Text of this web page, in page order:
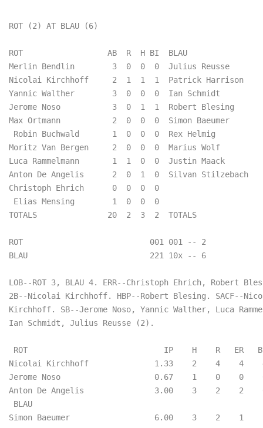
ROT (2) AT BLAU (6)
ROT                  AB  R  H BI  BLAU
Merlin Bendlin        3  0  0  0  Julius Reusse
Nicolai Kirchhoff     2  1  1  1  Patrick Harrison
Yannic Walther        3  0  0  0  Ian Schmidt
Jerome Noso           3  0  1  1  Robert Blesing
Max Ortmann           2  0  0  0  Simon Baeumer
Robin Buchwald       1  0  0  0  Rex Helmig
Moritz Van Bergen     2  0  0  0  Marius Wolf
Luca Rammelmann       1  1  0  0  Justin Maack
Anton De Angelis      2  0  1  0  Silvan
Christoph Ehrich      0
Elias Mensing        1
TOTALS               20  2  3  2  TOTALS
ROT                           001 001 -- 2
BLAU                          221 10x -- 6
LOB--ROT 3, BLAU 4. ERR--Christoph Ehrich, Robert
2B--Nicolai Kirchhoff. HBP--Robert Blesing. SACF--
Kirchhoff. SB--Jerome Noso, Yannic Walther, Luca
Ian Schmidt, Julius Reusse (2).
ROT                             IP    H    R   ER   BB
Nicolai Kirchhoff              1.33    2    4    4
Jerome Noso                    0.67    1    0    0
Anton De Angelis               3.00    3    2    2
BLAU
Simon Baeumer                  6.00    3    2    1